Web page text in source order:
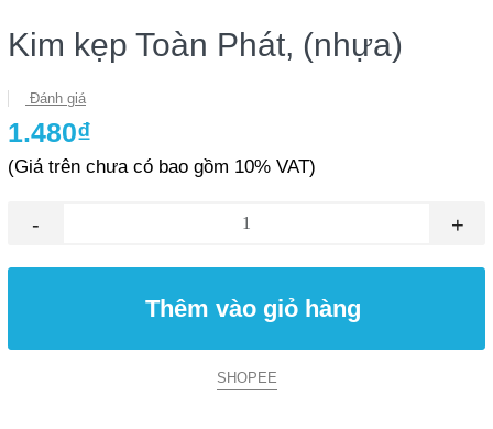
Kim kẹp Toàn Phát, (nhựa)
Đánh giá
1.480₫
(Giá trên chưa có bao gồm 10% VAT)
- +
Thêm vào giỏ hàng
SHOPEE